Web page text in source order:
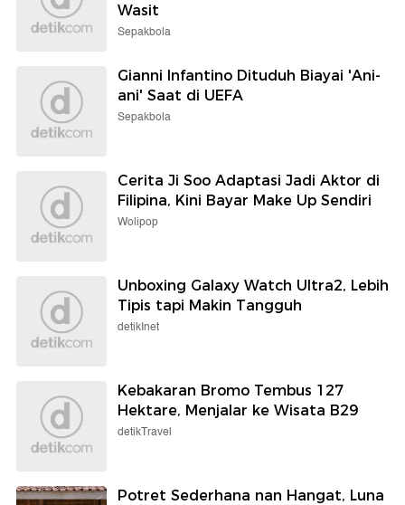
Wasit
Sepakbola
Gianni Infantino Dituduh Biayai 'Ani-
ani' Saat di UEFA
Sepakbola
Cerita Ji Soo Adaptasi Jadi Aktor di
Filipina, Kini Bayar Make Up Sendiri
Wolipop
Unboxing Galaxy Watch Ultra2, Lebih
Tipis tapi Makin Tangguh
detikInet
Kebakaran Bromo Tembus 127
Hektare, Menjalar ke Wisata B29
detikTravel
Potret Sederhana nan Hangat, Luna